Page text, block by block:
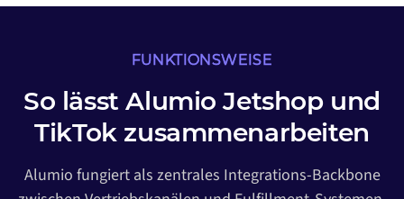
FUNKTIONSWEISE
So lässt Alumio Jetshop und
TikTok zusammenarbeiten
Alumio fungiert als zentrales Integrations-Backbone